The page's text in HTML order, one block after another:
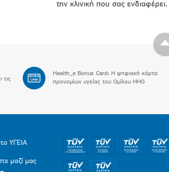
την κλινική που σας ενδιαφέρει.
τις
BONUS
CARD
Health_e Bonus Card: H ψηφιακή κάρτα
προνομίων υγείας του Ομίλου HHG
ΥΓΕΙΑ
μαζί μας